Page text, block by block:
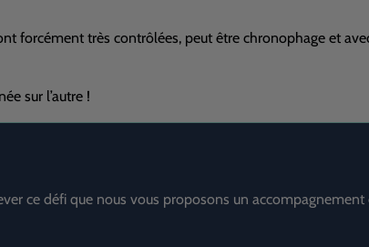
forcément très contrôlées, peut être chronophage et
sur l’autre !
ce défi que nous vous proposons un